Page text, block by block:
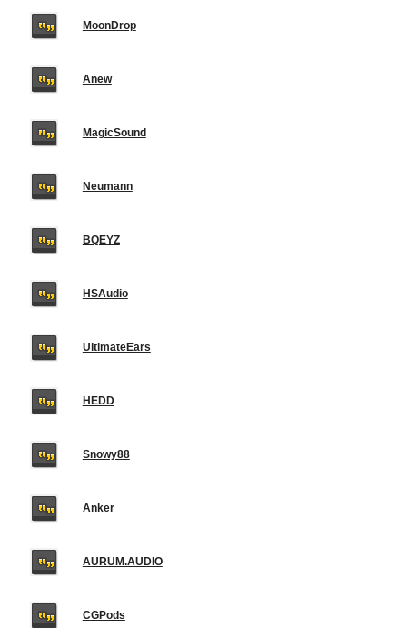
MoonDrop
Anew
MagicSound
Neumann
BQEYZ
HSAudio
UltimateEars
HEDD
Snowy88
Anker
AURUM.AUDIO
CGPods